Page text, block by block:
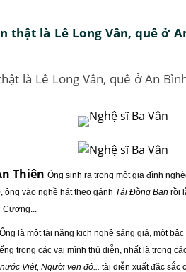
thật là Lê Long Vân, quê ở
là Lê Long Vân, quê ở An
Thiên Ông sinh ra trong một gia đình
ông vào nghề hát theo gánh Tái Đồng Ban rồi
Cương...
Ông là một tài năng kịch nghệ sáng giá, một
trong các vai mình thủ diễn, nhất là trong
Việt, Người ven đô... tài diễn xuất đặc sắc